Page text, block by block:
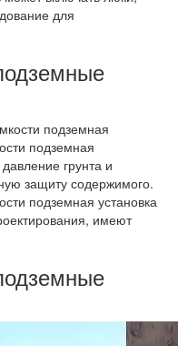
для
подземная
грунта и
защиту содержимого.
подземная установка
имеют